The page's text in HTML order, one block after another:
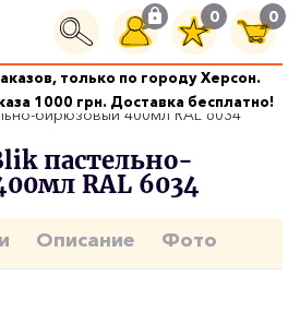
0 0
только по городу Херсон.
1000 грн. Доставка бесплатно!
бирюзовый 400мл RAL 6034
пастельно-
RAL 6034
Описание Фото